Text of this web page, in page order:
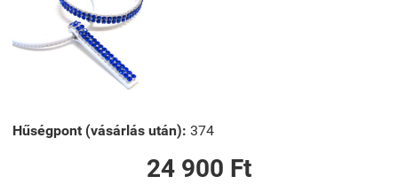
Hűségpont (vásárlás után): 374
24 900 Ft